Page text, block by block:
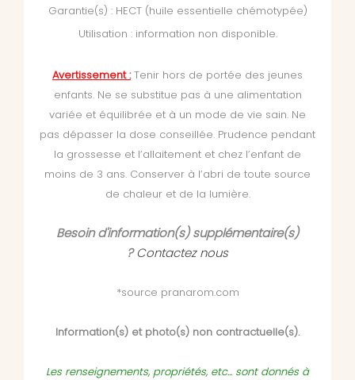
Garantie(s) : HECT (huile essentielle chémotypée)
Utilisation : information non disponible.
Avertissement : Tenir hors de portée des jeunes
enfants. Ne se substitue pas à une alimentation
variée et équilibrée et à un mode de vie sain. Ne
pas dépasser la dose conseillée. Prudence pendant
la grossesse et l’allaitement et chez l’enfant de
moins de 3 ans. Conserver à l’abri de toute source
de chaleur et de la lumière.
Besoin d'information(s) supplémentaire(s)
?Contactez nous
*source pranarom.com
Information(s) et photo(s) non contractuelle(s).
Les renseignements, propriétés, etc... sont donnés à